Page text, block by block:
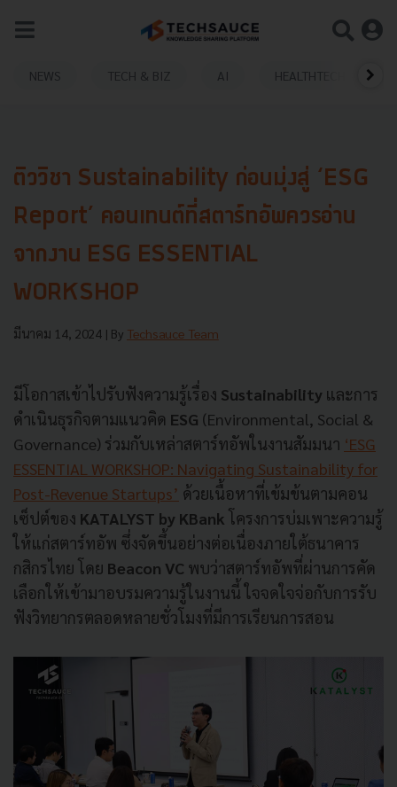
NEWS TECH & BIZ AI HEALTHTECH
ติววิชา Sustainability ก่อนมุ่งสู่ ‘ESG
Report’ คอนเทนต์ที่สตาร์ทอัพควรอ่าน
จากงาน ESG ESSENTIAL
WORKSHOP
มีนาคม 14, 2024 | By Techsauce Team
มีโอกาสเข้าไปรับฟังความรู้เรื่อง Sustainability และการ
ดำเนินธุรกิจตามแนวคิด ESG (Environmental, Social &
Governance) ร่วมกับเหล่าสตาร์ทอัพในงานสัมมนา ‘ESG
ESSENTIAL WORKSHOP: Navigating Sustainability for
Post-Revenue Startups’ ด้วยเนื้อหาที่เข้มข้นตามคอน
เซ็ปต์ของ KATALYST by KBank โครงการบ่มเพาะความรู้
ให้แก่สตาร์ทอัพ ซึ่งจัดขึ้นอย่างต่อเนื่องภายใต้ธนาคาร
กสิกรไทย โดย Beacon VC พบว่าสตาร์ทอัพที่ผ่านการคัด
เลือกให้เข้ามาอบรมความรู้ในงานนี้ ใจจดใจจ่อกับการรับ
ฟังวิทยากรตลอดหลายชั่วโมงที่มีการเรียนการสอน